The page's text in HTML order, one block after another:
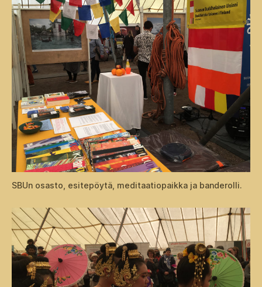
SBUn osasto, esitepöytä, meditaatiopaikka ja banderolli.